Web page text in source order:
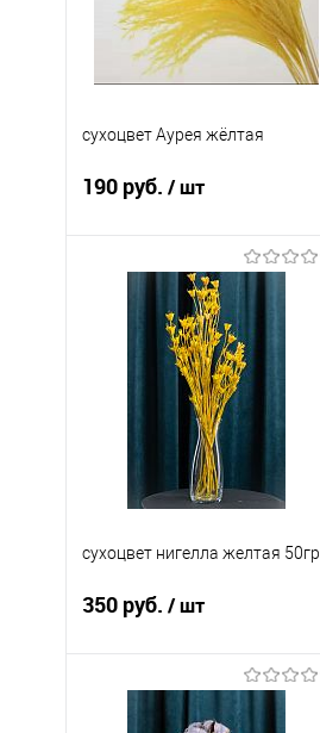
сухоцвет Аурея жёлтая
190 руб. / шт
В корзину
Купить в 1 клик
Сравнение
В избранное
сухоцвет нигелла желтая 50гр
350 руб. / шт